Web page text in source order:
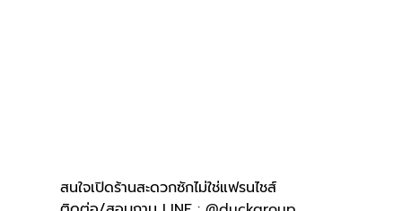
สนใจเปิดร้านสะดวกซักไม่ใช่แฟรนไชส์